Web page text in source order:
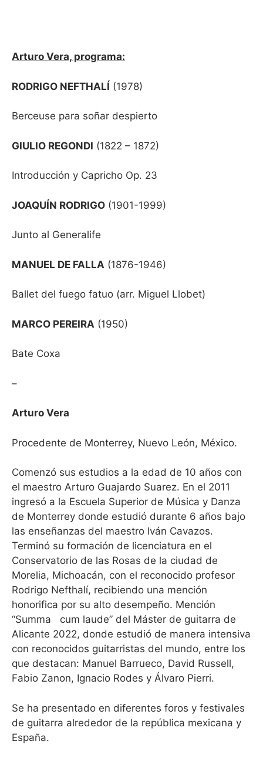
Arturo Vera, programa:
RODRIGO NEFTHALÍ (1978)
Berceuse para soñar despierto
GIULIO REGONDI (1822 – 1872)
Introducción y Capricho Op. 23
JOAQUÍN RODRIGO (1901-1999)
Junto al Generalife
MANUEL DE FALLA (1876-1946)
Ballet del fuego fatuo (arr. Miguel Llobet)
MARCO PEREIRA (1950)
Bate Coxa
–
Arturo Vera
Procedente de Monterrey, Nuevo León, México.
Comenzó sus estudios a la edad de 10 años con
el maestro Arturo Guajardo Suarez. En el 2011
ingresó a la Escuela Superior de Música y Danza
de Monterrey donde estudió durante 6 años bajo
las enseñanzas del maestro Iván Cavazos.
Terminó su formación de licenciatura en el
Conservatorio de las Rosas de la ciudad de
Morelia, Michoacán, con el reconocido profesor
Rodrigo Nefthalí, recibiendo una mención
honorifica por su alto desempeño. Mención
“Summa cum laude” del Máster de guitarra de
Alicante 2022, donde estudió de manera intensiva
con reconocidos guitarristas del mundo, entre los
que destacan: Manuel Barrueco, David Russell,
Fabio Zanon, Ignacio Rodes y Álvaro Pierri.
Se ha presentado en diferentes foros y festivales
de guitarra alrededor de la república mexicana y
España.